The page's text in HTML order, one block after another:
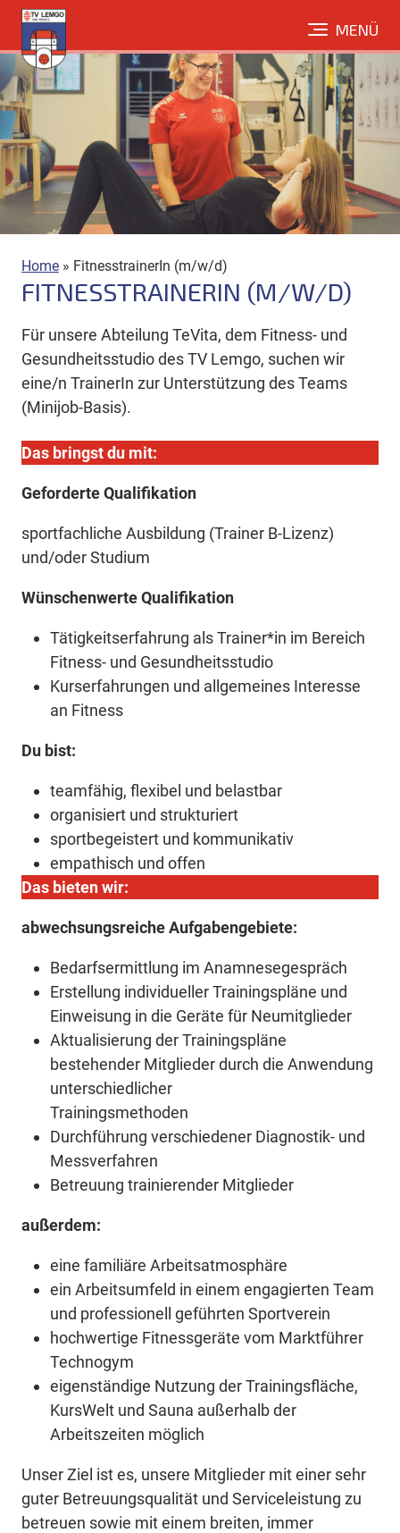
Direkt
zum
Inhalt
MENÜ
Home » FitnesstrainerIn (m/w/d)
FITNESSTRAINERIN (M/W/D)
Für unsere Abteilung TeVita, dem Fitness- und
Gesundheitsstudio des TV Lemgo, suchen wir
eine/n TrainerIn zur Unterstützung des Teams
(Minijob-Basis).
Das bringst du mit:
Geforderte Qualifikation
sportfachliche Ausbildung (Trainer B-Lizenz)
und/oder Studium
Wünschenwerte Qualifikation
Tätigkeitserfahrung als Trainer*in im Bereich
Fitness- und Gesundheitsstudio
Kurserfahrungen und allgemeines Interesse
an Fitness
Du bist:
teamfähig, flexibel und belastbar
organisiert und strukturiert
sportbegeistert und kommunikativ
empathisch und offen
Das bieten wir:
abwechsungsreiche Aufgabengebiete:
Bedarfsermittlung im Anamnesegespräch
Erstellung individueller Trainingspläne und
Einweisung in die Geräte für Neumitglieder
Aktualisierung der Trainingspläne
bestehender Mitglieder durch die Anwendung
unterschiedlicher
Trainingsmethoden
Durchführung verschiedener Diagnostik- und
Messverfahren
Betreuung trainierender Mitglieder
außerdem:
eine familiäre Arbeitsatmosphäre
ein Arbeitsumfeld in einem engagierten Team
und professionell geführten Sportverein
hochwertige Fitnessgeräte vom Marktführer
Technogym
eigenständige Nutzung der Trainingsfläche,
KursWelt und Sauna außerhalb der
Arbeitszeiten möglich
Unser Ziel ist es, unsere Mitglieder mit einer sehr
guter Betreuungsqualität und Serviceleistung zu
betreuen sowie mit einem breiten, immer